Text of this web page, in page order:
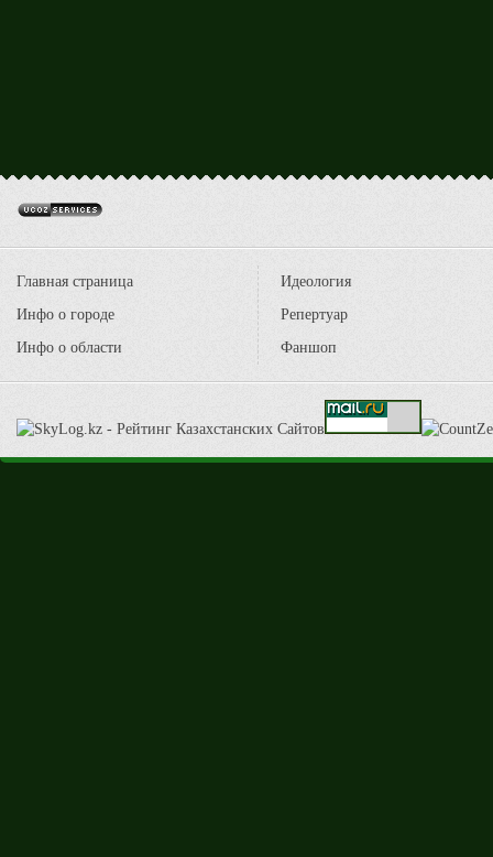
Главная страница
Инфо о городе
Инфо о области
Идеология
Репертуар
Фаншоп